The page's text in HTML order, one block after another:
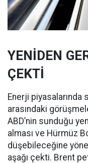
YENİDEN
ÇEKTİ
Enerji piyasalarında
arasındaki
ABD’nin sunduğu
alması ve Hürmüz
düşebileceğine
aşağı çekti. Brent